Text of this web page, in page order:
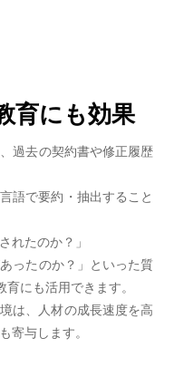
育にも効果
過去の契約書や修正履歴
語で要約・抽出すること
れたのか？」
ったのか？」といった質
にも活用できます。
は、人材の成長速度を高
寄与します。